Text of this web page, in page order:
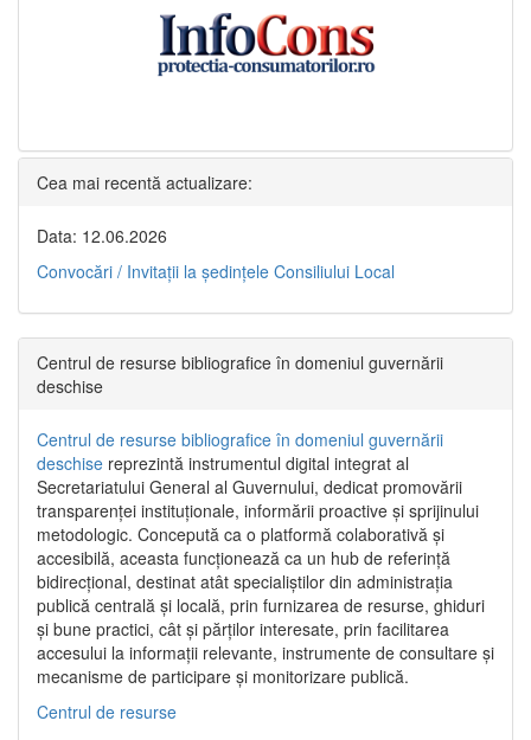
Cea mai recentă actualizare:
Data: 12.06.2026
Convocări / Invitaţii la şedinţele Consiliului Local
Centrul de resurse bibliografice în domeniul guvernării
deschise
Centrul de resurse bibliografice în domeniul guvernării
deschise reprezintă instrumentul digital integrat al
Secretariatului General al Guvernului, dedicat promovării
transparenței instituționale, informării proactive și sprijinului
metodologic. Concepută ca o platformă colaborativă și
accesibilă, aceasta funcționează ca un hub de referință
bidirecțional, destinat atât specialiștilor din administrația
publică centrală și locală, prin furnizarea de resurse, ghiduri
și bune practici, cât și părților interesate, prin facilitarea
accesului la informații relevante, instrumente de consultare și
mecanisme de participare și monitorizare publică.
Centrul de resurse